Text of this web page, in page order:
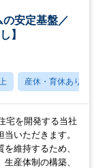
安定基盤／
】
産休・育休あり
宅を開発する当社
いただきます。
維持するため、
産体制の構築、